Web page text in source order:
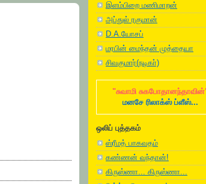
இளம்பிறை மணிமாறன்
அப்துல் ரகுமான்
D.A.யோசப்
மரபின் மைந்தன் முத்தையா
சிவகுமார்(நடிகா்)
"சுவாமி
மனசே ரிலாக்ஸ் ப்ளீஸ்...
ஒலிப் புத்தகம்
ஸ்ரீமத் பாகவதம்
கண்ணன் வந்தான்!
கிருஸ்ணா... கிருஸ்ணா...